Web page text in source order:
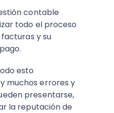
contable
todo el proceso
y su
esto
muchos errores y
presentarse,
la reputación de